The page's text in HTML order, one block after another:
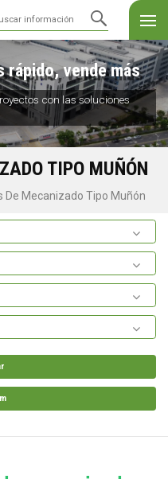
rápido, vende más
con las soluciones
TIPO MUÑÓN
De Mecanizado Tipo Muñón